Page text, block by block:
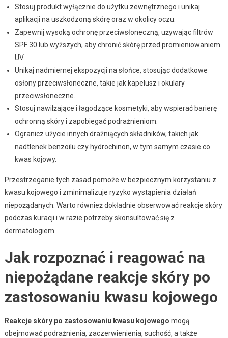
Stosuj produkt wyłącznie do użytku zewnętrznego i unikaj
aplikacji na uszkodzoną skórę oraz w okolicy oczu.
Zapewnij wysoką ochronę przeciwsłoneczną, używając filtrów
SPF 30 lub wyższych, aby chronić skórę przed promieniowaniem
UV.
Unikaj nadmiernej ekspozycji na słońce, stosując dodatkowe
osłony przeciwsłoneczne, takie jak kapelusz i okulary
przeciwsłoneczne.
Stosuj nawilżające i łagodzące kosmetyki, aby wspierać barierę
ochronną skóry i zapobiegać podrażnieniom.
Ogranicz użycie innych drażniących składników, takich jak
nadtlenek benzoilu czy hydrochinon, w tym samym czasie co
kwas kojowy.
Przestrzeganie tych zasad pomoże w bezpiecznym korzystaniu z
kwasu kojowego i zminimalizuje ryzyko wystąpienia działań
niepożądanych. Warto również dokładnie obserwować reakcje skóry
podczas kuracji i w razie potrzeby skonsultować się z
dermatologiem.
Jak rozpoznać i reagować na
niepożądane reakcje skóry po
zastosowaniu kwasu kojowego
Reakcje skóry po zastosowaniu kwasu kojowego mogą
obejmować podrażnienia, zaczerwienienia, suchość, a także